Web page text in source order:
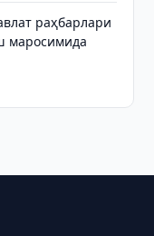
раҳбарлари
маросимида